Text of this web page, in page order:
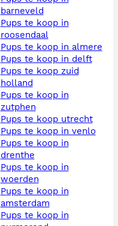
barneveld
pups te koop in
roosendaal
pups te koop in almere
pups te koop in delft
pups te koop zuid
holland
pups te koop in
zutphen
pups te koop utrecht
pups te koop in venlo
pups te koop in
drenthe
pups te koop in
woerden
pups te koop in
amsterdam
pups te koop in